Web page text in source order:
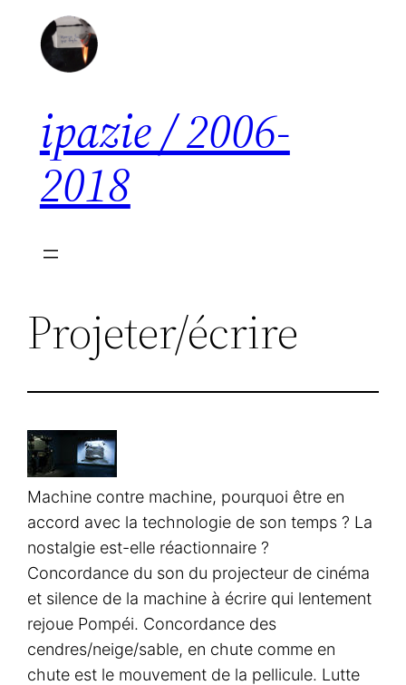
contenu
ipazie / 2006-
2018
Projeter/écrire
Machine contre machine, pourquoi être en
accord avec la technologie de son temps ? La
nostalgie est-elle réactionnaire ?
Concordance du son du projecteur de cinéma
et silence de la machine à écrire qui lentement
rejoue Pompéi. Concordance des
cendres/neige/sable, en chute comme en
chute est le mouvement de la pellicule. Lutte